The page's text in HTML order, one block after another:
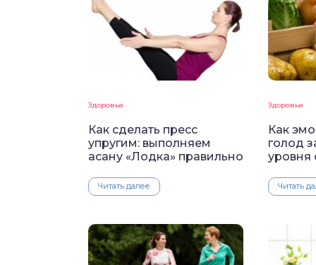
Здоровье
Как сделать пресс
упругим: выполняем
асану «Лодка» правильно
Читать далее
Здоровье
Как
голод
уровня
Читать